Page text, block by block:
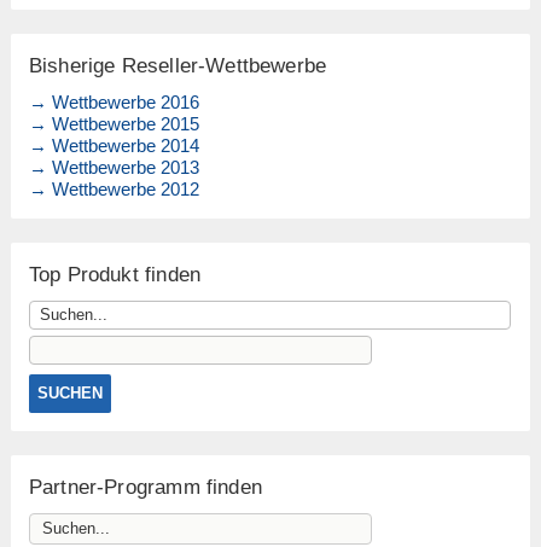
Bisherige Reseller-Wettbewerbe
→ Wettbewerbe 2016
→ Wettbewerbe 2015
→ Wettbewerbe 2014
→ Wettbewerbe 2013
→ Wettbewerbe 2012
Top Produkt finden
Partner-Programm finden